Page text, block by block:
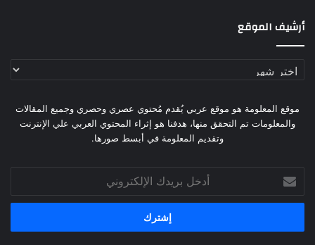
أرشيف الموقع
أرشيف
موقع المعلومة هو موقع عربي يُقدم مُحتوي عصري وحصري وجميع المقالات
والمعلومات تم التحقق منها، هدفنا هو إثراء المحتوي العربي علي الإنترنت
وتقديم المعلومة في أبسط صورها.
بريدك
الإلكتروني